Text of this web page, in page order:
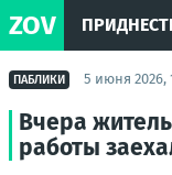
ZOV
ПАБЛИКИ 5 июня 2026,
Вчера
работы